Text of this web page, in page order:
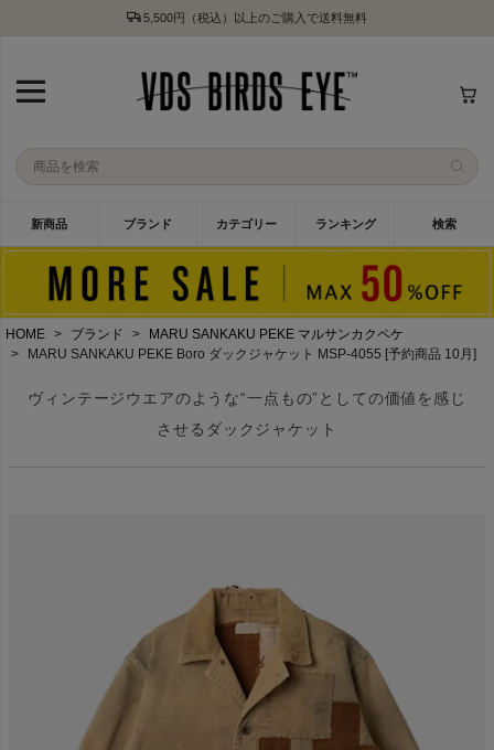
5,500円（税込）以上のご購入で送料無料
新商品 ブランド カテゴリー ランキング 検索
HOME ブランド
MARU SANKAKU PEKE マルサンカクペケ
MARU SANKAKU PEKE Boro ダックジャケット MSP-4055 [予約商品 10月]
ヴィンテージウエアのような“一点もの”としての価値を感じ
させるダックジャケット